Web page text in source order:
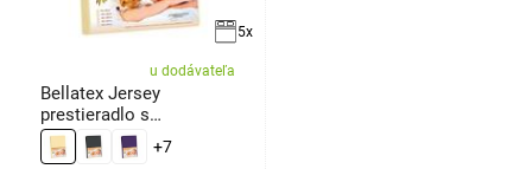
5x
u dodávateľa
Bellatex Jersey
prestieradlo s
elastanom vanilková
+7